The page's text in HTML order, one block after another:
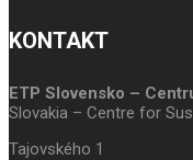
KONTAKT
ETP Slovensko –
Slovakia – Centre for
Tajovského 1